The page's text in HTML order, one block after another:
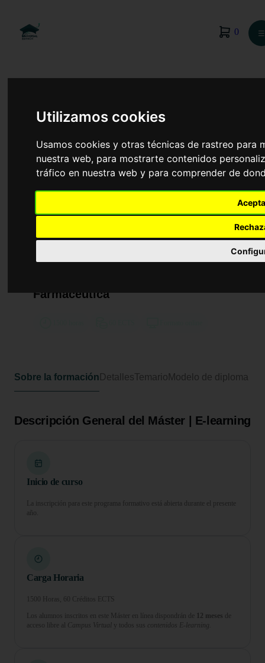
Utilizamos cookies
Usamos cookies y otras técnicas de rastreo para
nuestra web, para mostrarte contenidos
tráfico en nuestra web y para comprender de
0 ☰
Máster de Formación Permanente
Farmacéutica
Sobre la formación DetallesTemario Modelo de diploma
Descripción General del Máster | E-learning
Inicio de curso
La inscripción para este programa formativo está abierta durante el presente
año.
Carga Horaria
1500 Horas, 60 Créditos ECTS
Los alumnos inscritos en este Máster en línea dispondrán de
12 meses de
acceso libre al Campus Virtual y todos sus contenidos E-learning.